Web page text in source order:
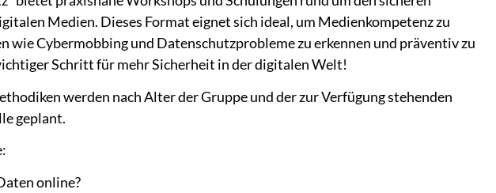
Medien. Dieses Format eignet sich ideal, um Medienkompetenz zu
wie Cybermobbing und Datenschutzprobleme zu erkennen und präventiv zu
Schritt für mehr Sicherheit in der digitalen Welt!
werden nach Alter der Gruppe und der zur Verfügung stehenden
geplant.
online?